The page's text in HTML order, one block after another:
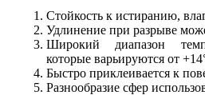
Стойкость к истиранию,
Удлинение при разрыве
Широкий диапазон
которые варьируются от
Быстро приклеивается к
Разнообразие сфер